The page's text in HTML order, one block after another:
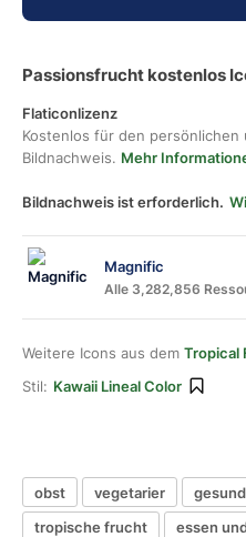
Passionsfrucht kostenlos
Flaticonlizenz
Kostenlos für den persönlichen
Bildnachweis. Mehr
Bildnachweis ist erforderlich.
Magnific
Alle 3,282,856
Weitere Icons aus dem Tropical
Stil: Kawaii Lineal Color
obst vegetarier
tropische frucht
essen